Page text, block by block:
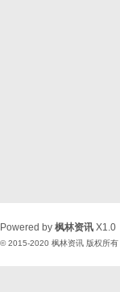
Powered by 枫林资讯 X1.0
© 2015-2020 枫林资讯 版权所有